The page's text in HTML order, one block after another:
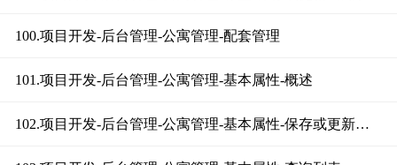
100.项目开发-后台管理-公寓管理-配套管理
101.项目开发-后台管理-公寓管理-基本属性-概述
102.项目开发-后台管理-公寓管理-基本属性-保存或更新属性名称&属性值